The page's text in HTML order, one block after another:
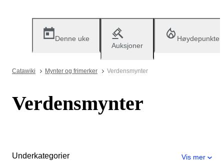
Denne uke
Auksjoner
Høydepunkter
Catawiki Mynter og frimerker Verdensmynter
Verdensmynter
Underkategorier Vis mer